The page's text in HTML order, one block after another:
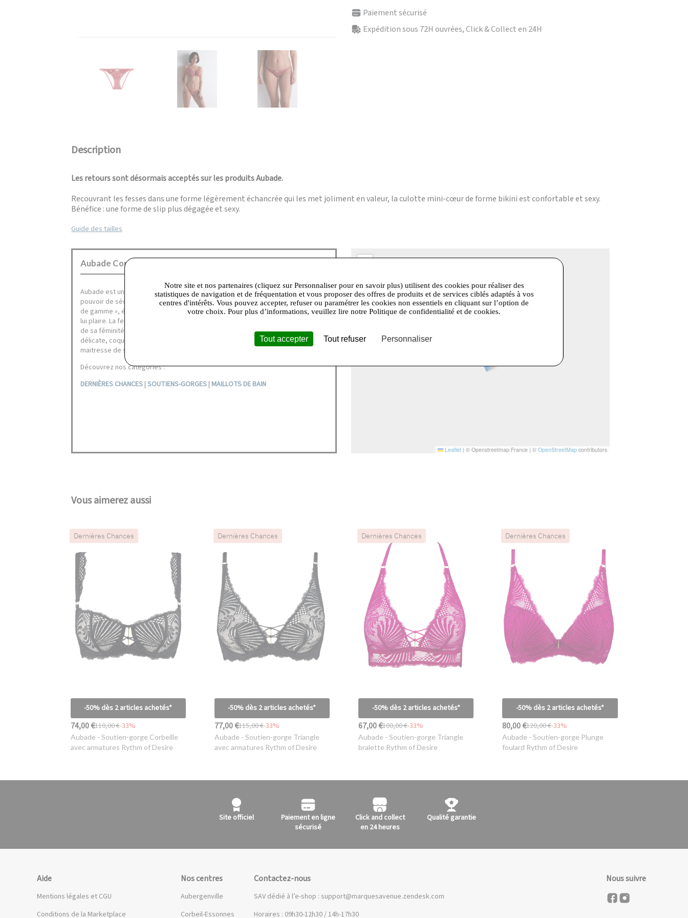
Paiement sécurisé
Expédition sous 72H ouvrées, Click & Collect en 24H
Description
Les retours sont désormais acceptés sur les produits Aubade.
Recouvrant les fesses dans une forme légèrement échancrée qui les met joliment en valeur, la culotte mini-cœur de forme bikini est confortable et sexy.
Bénéfice : une forme de slip plus dégagée et sexy.
Guide des tailles
Aubade Corbeil :
Aubade est une marque de lingerie haut de gamme, hymne à la féminité et à son
pouvoir de séduction. Porter une parure Aubade c’est porter une lingerie « haut
de gamme », élégante et raffinée mettant le corps en valeur afin se plaire et de
lui plaire. La femme Aubade assume son corps, revendique sa sensualité et joue
de sa féminité au naturelle. Elle est tour à tour romantique, provocante,
délicate, coquine, douce, discrète, audacieuse, élégante et complice. Elle est
maitresse de sa maîtresse de sa séduction, veut en jouer et la partager.
Découvrez nos catégories :
DERNIÈRES CHANCES |SOUTIENS-GORGES | MAILLOTS DE BAIN
+
Leaflet | © Openstreetmap France | © OpenStreetMapcontributors
Vous aimerez aussi
Dernières Chances
-50% dès 2 articles achetés*
74,00 €110,00 €-33%
Aubade - Soutien-gorge Corbeille
avec armatures Rythm of Desire
Dernières Chances
-50% dès 2 articles achetés*
77,00 €115,00 €-33%
Aubade - Soutien-gorge Triangle
avec armatures Rythm of Desire
Dernières Chances
-50% dès 2 articles achetés*
67,00 €100,00 €-33%
Aubade - Soutien-gorge Triangle
bralette Rythm of Desire
Dernières Chances
-50% dès 2 articles achetés*
80,00 €120,00 €-33%
Aubade - Soutien-gorge Plunge
foulard Rythm of Desire
Site officiel
Paiement en ligne
sécurisé
Click and collect
en 24 heures
Qualité garantie
Aide
Mentions légales et CGU
Conditions de la Marketplace
Nos centres
Aubergenville
Corbeil-Essonnes
Contactez-nous
SAV dédié à l’e-shop : support@marquesavenue.zendesk.com
Horaires : 09h30-12h30 / 14h-17h30
Nous suivre
Notre site et nos partenaires (cliquez sur Personnaliser pour en savoir plus) utilisent des cookies pour réaliser des
statistiques de navigation et de fréquentation et vous proposer des offres de produits et de services ciblés adaptés à vos
centres d'intérêts. Vous pouvez accepter, refuser ou paramétrer les cookies non essentiels en cliquant sur l’option de
votre choix. Pour plus d’informations, veuillez lire notre Politique de confidentialité et de cookies.
Tout accepter Tout refuser Personnaliser